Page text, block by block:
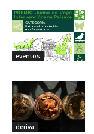
eventos
deriva